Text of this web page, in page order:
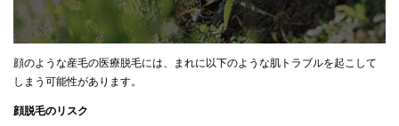
顔のような産毛の医療脱毛には、まれに以下のような肌トラブルを起こして
しまう可能性があります。
顔脱毛のリスク